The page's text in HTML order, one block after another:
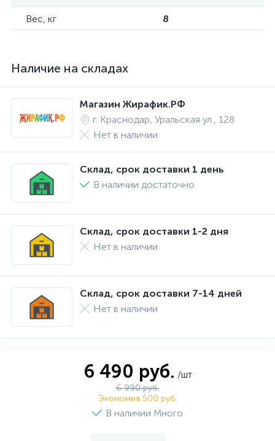
Вес, кг 8
Наличие на складах
Магазин Жирафик.РФ
г. Краснодар, Уральская ул., 128
Нет в наличии
Склад, срок доставки 1 день
В наличии достаточно
Склад, срок доставки 1-2 дня
Нет в наличии
Склад, срок доставки 7-14 дней
Нет в наличии
6 490 руб. /шт
6 990 руб.
Экономия 500 руб.
В наличии Много